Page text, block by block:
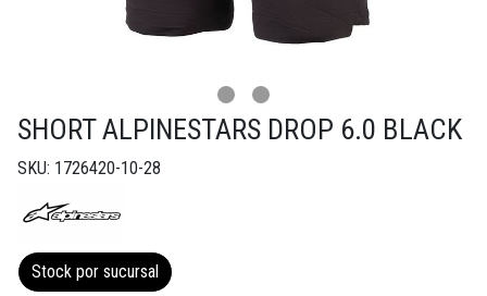
SHORT ALPINESTARS DROP 6.0 BLACK
SKU: 1726420-10-28
Stock por sucursal